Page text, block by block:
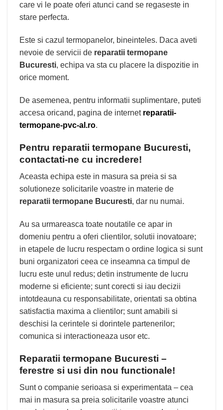
care vi le poate oferi atunci cand se regaseste in
stare perfecta.
Este si cazul termopanelor, bineinteles. Daca aveti
nevoie de servicii de reparatii termopane
Bucuresti, echipa va sta cu placere la dispozitie in
orice moment.
De asemenea, pentru informatii suplimentare, puteti
accesa oricand, pagina de internet reparatii-
termopane-pvc-al.ro.
Pentru reparatii termopane Bucuresti,
contactati-ne cu incredere!
Aceasta echipa este in masura sa preia si sa
solutioneze solicitarile voastre in materie de
reparatii termopane Bucuresti, dar nu numai.
Au sa urmareasca toate noutatile ce apar in
domeniu pentru a oferi clientilor, solutii inovatoare;
in etapele de lucru respectam o ordine logica si sunt
buni organizatori ceea ce inseamna ca timpul de
lucru este unul redus; detin instrumente de lucru
moderne si eficiente; sunt corecti si iau decizii
intotdeauna cu responsabilitate, orientati sa obtina
satisfactia maxima a clientilor; sunt amabili si
deschisi la cerintele si dorintele partenerilor;
comunica si interactioneaza usor etc.
Reparatii termopane Bucuresti –
ferestre si usi din nou functionale!
Sunt o companie serioasa si experimentata – cea
mai in masura sa preia solicitarile voastre atunci